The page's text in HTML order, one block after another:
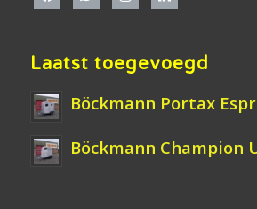
Laatst toegevoegd
Böckmann Portax
Böckmann Champion